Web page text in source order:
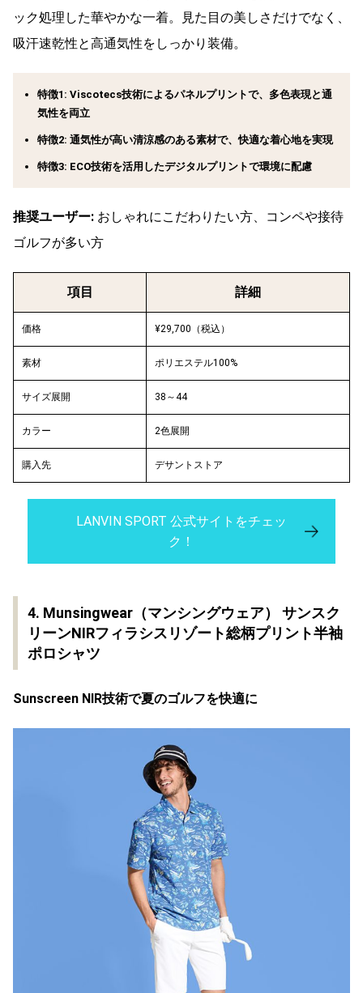
ック処理した華やかな一着。見た目の美しさだけでなく、
吸汗速乾性と高通気性をしっかり装備。
特徴1: Viscotecs技術によるパネルプリントで、多色表現と通
気性を両立
特徴2: 通気性が高い清涼感のある素材で、快適な着心地を実現
特徴3: ECO技術を活用したデジタルプリントで環境に配慮
推奨ユーザー: おしゃれにこだわりたい方、コンペや接待
ゴルフが多い方
項目 詳細
価格 ¥29,700（税込）
素材 ポリエステル100%
サイズ展開 38～44
カラー 2色展開
購入先 デサントストア
LANVIN SPORT 公式サイトをチェッ
ク！
4. Munsingwear（マンシングウェア） サンスク
リーンNIRフィラシスリゾート総柄プリント半袖
ポロシャツ
Sunscreen NIR技術で夏のゴルフを快適に